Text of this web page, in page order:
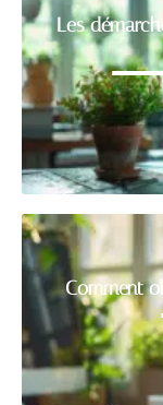
Les
Comment